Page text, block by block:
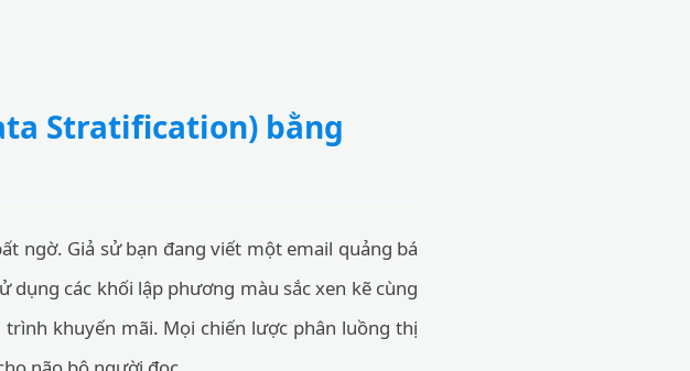
Stratification) bằng
ngờ. Giả sử bạn đang viết một email quảng bá
các khối lập phương màu sắc xen kẽ cùng
khuyến mãi. Mọi chiến lược phân luồng thị